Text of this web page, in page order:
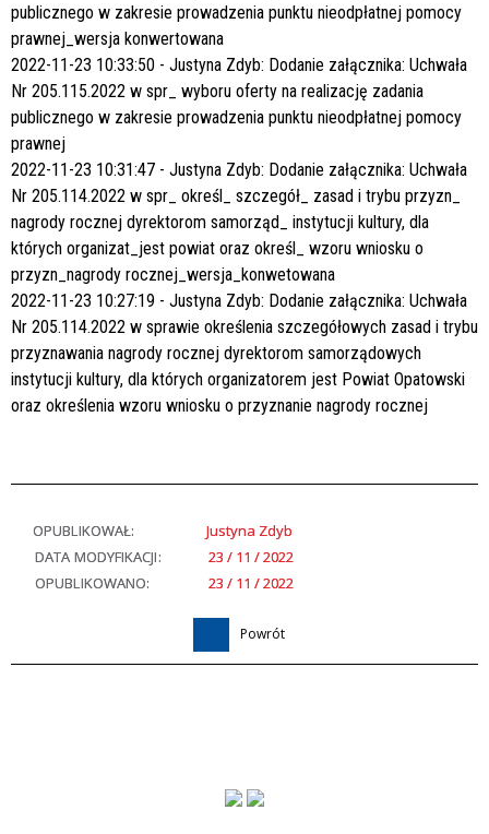
publicznego w zakresie prowadzenia punktu nieodpłatnej pomocy
prawnej_wersja konwertowana
2022-11-23 10:33:50 - Justyna Zdyb: Dodanie załącznika: Uchwała
Nr 205.115.2022 w spr_ wyboru oferty na realizację zadania
publicznego w zakresie prowadzenia punktu nieodpłatnej pomocy
prawnej
2022-11-23 10:31:47 - Justyna Zdyb: Dodanie załącznika: Uchwała
Nr 205.114.2022 w spr_ określ_ szczegół_ zasad i trybu przyzn_
nagrody rocznej dyrektorom samorząd_ instytucji kultury, dla
których organizat_jest powiat oraz określ_ wzoru wniosku o
przyzn_nagrody rocznej_wersja_konwetowana
2022-11-23 10:27:19 - Justyna Zdyb: Dodanie załącznika: Uchwała
Nr 205.114.2022 w sprawie określenia szczegółowych zasad i trybu
przyznawania nagrody rocznej dyrektorom samorządowych
instytucji kultury, dla których organizatorem jest Powiat Opatowski
oraz określenia wzoru wniosku o przyznanie nagrody rocznej
OPUBLIKOWAŁ:
Justyna Zdyb
DATA MODYFIKACJI:
23 / 11 / 2022
OPUBLIKOWANO:
23 / 11 / 2022
Powrót